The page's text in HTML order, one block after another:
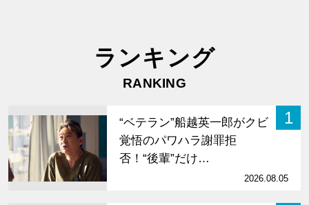
ランキング
RANKING
1
“ベテラン”船越英一郎がクビ
覚悟のパワハラ謝罪拒
否！“後輩”だけ…
2026.08.05